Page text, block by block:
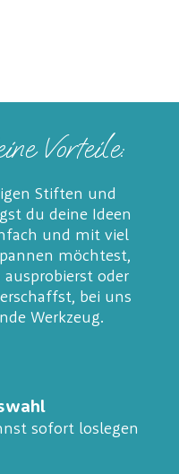
Vorteile:
Stiften und
du deine Ideen
und mit viel
möchtest,
ausprobierst oder
bei uns
Werkzeug.
sofort loslegen